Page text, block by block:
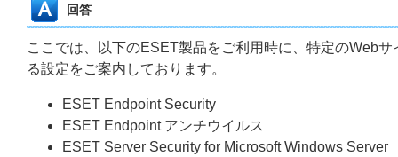
回答
ここでは、以下のESET製品をご利用時に、特定のWeb
る設定をご案内しております。
ESET Endpoint Security
ESET Endpoint アンチウイルス
ESET Server Security for Microsoft Windows Server